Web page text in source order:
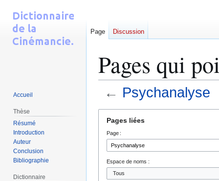
Pages qui
← Psychanalyse
navigation
recherche
Pages liées
Page :
Espace de noms :
Page Discussion
Accueil
Thèse
Résumé
Introduction
Auteur
Conclusion
Bibliographie
Dictionnaire